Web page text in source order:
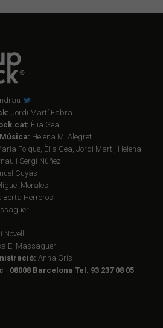
Jordi Martí Fabra
Èlia Gea
Helena M. Alegret
Folqué, Èlia Gea, Jordi Martí, Helena
i Sergi Núñez
Cuyàs
Morales
Berta Herreros
Novell
E. Massaguer
Anna Gris
08008 Barcelona Tel. 93 237 08 05